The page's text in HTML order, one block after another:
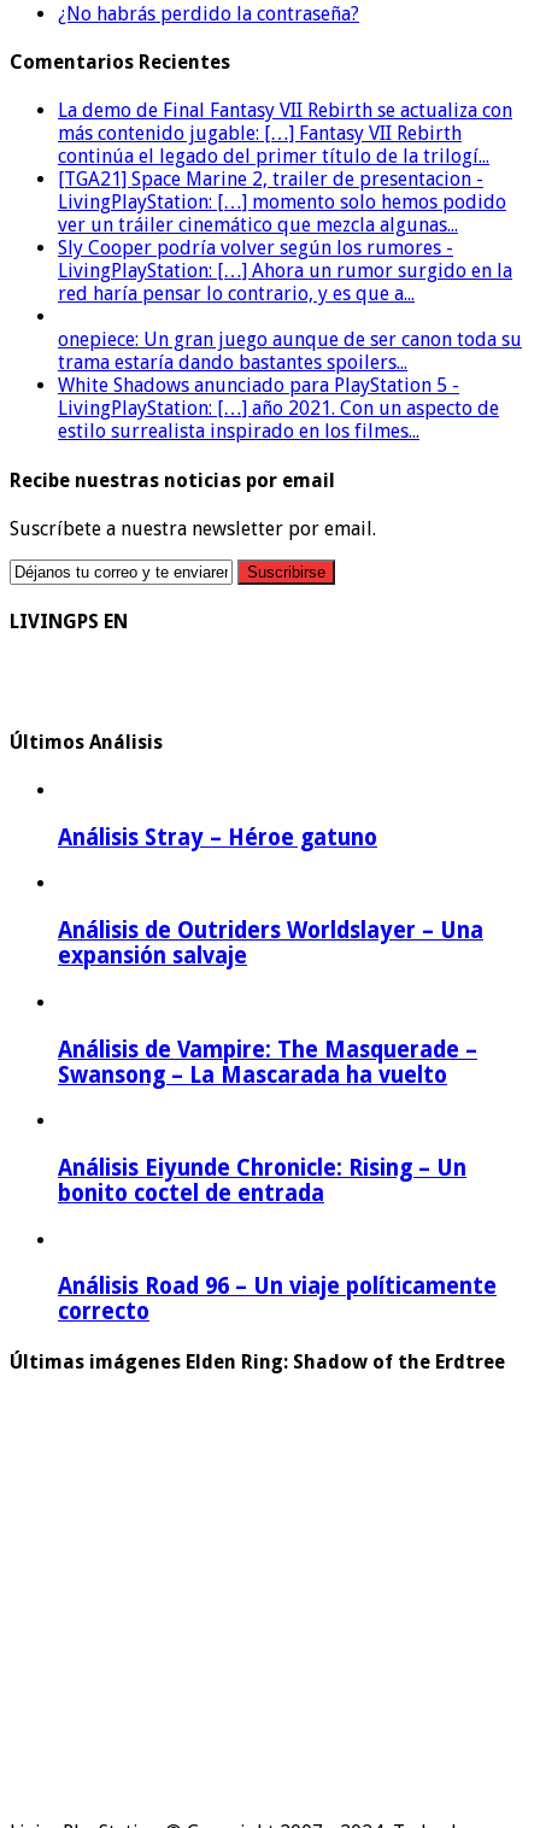
¿No habrás perdido la contraseña?
Comentarios Recientes
La demo de Final Fantasy VII Rebirth se actualiza con
más contenido jugable: […] Fantasy VII Rebirth
continúa el legado del primer título de la trilogí...
[TGA21] Space Marine 2, trailer de presentacion -
LivingPlayStation: […] momento solo hemos podido
ver un tráiler cinemático que mezcla algunas...
Sly Cooper podría volver según los rumores -
LivingPlayStation: […] Ahora un rumor surgido en la
red haría pensar lo contrario, y es que a...
onepiece: Un gran juego aunque de ser canon toda su
trama estaría dando bastantes spoilers...
White Shadows anunciado para PlayStation 5 -
LivingPlayStation: […] año 2021. Con un aspecto de
estilo surrealista inspirado en los filmes...
Recibe nuestras noticias por email
Suscríbete a nuestra newsletter por email.
LIVINGPS EN
Últimos Análisis
Análisis Stray – Héroe gatuno
Análisis de Outriders Worldslayer – Una
expansión salvaje
Análisis de Vampire: The Masquerade –
Swansong – La Mascarada ha vuelto
Análisis Eiyunde Chronicle: Rising – Un
bonito coctel de entrada
Análisis Road 96 – Un viaje políticamente
correcto
Últimas imágenes Elden Ring: Shadow of the Erdtree